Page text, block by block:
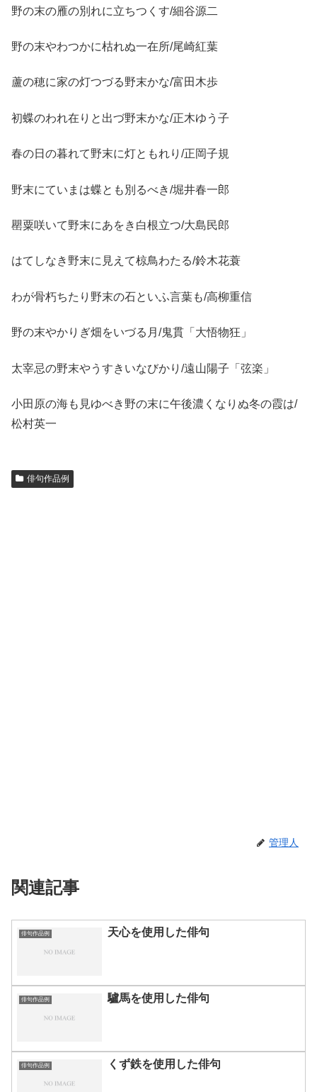
野の末の雁の別れに立ちつくす/細谷源二
野の末やわつかに枯れぬ一在所/尾崎紅葉
蘆の穂に家の灯つづる野末かな/富田木歩
初蝶のわれ在りと出づ野末かな/正木ゆう子
春の日の暮れて野末に灯ともれり/正岡子規
野末にていまは蝶とも別るべき/堀井春一郎
罌粟咲いて野末にあをき白根立つ/大島民郎
はてしなき野末に見えて椋鳥わたる/鈴木花蓑
わが骨朽ちたり野末の石といふ言葉も/高柳重信
野の末やかりぎ畑をいづる月/鬼貫「大悟物狂」
太宰忌の野末やうすきいなびかり/遠山陽子「弦楽」
小田原の海も見ゆべき野の末に午後濃くなりぬ冬の霞は/
松村英一
俳句作品例
管理人
関連記事
俳句作品例 天心を使用した俳句
俳句作品例 驢馬を使用した俳句
俳句作品例 くず鉄を使用した俳句